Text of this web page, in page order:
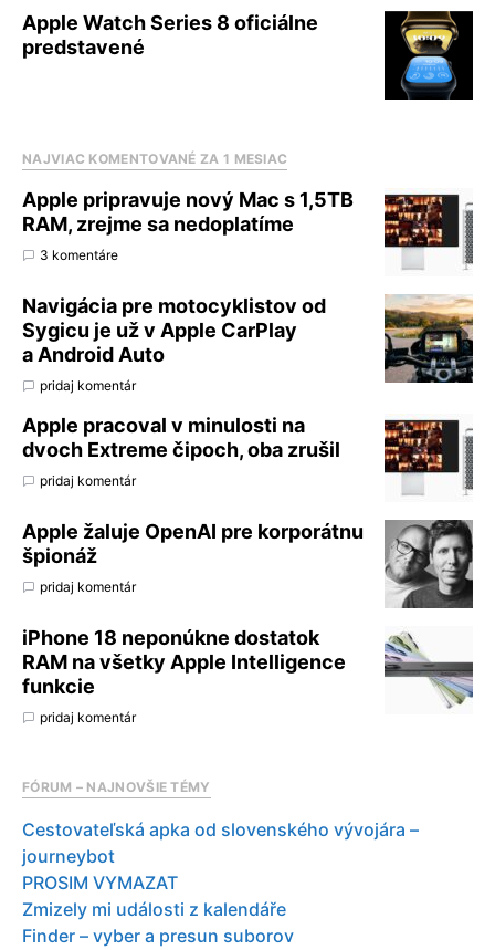
Apple Watch Series 8 oficiálne
predstavené
NAJVIAC KOMENTOVANÉ ZA 1 MESIAC
Apple pripravuje nový Mac s 1,5TB
RAM, zrejme sa nedoplatíme
3 komentáre
Navigácia pre motocyklistov od
Sygicu je už v Apple CarPlay
a Android Auto
pridaj komentár
Apple pracoval v minulosti na
dvoch Extreme čipoch, oba zrušil
pridaj komentár
Apple žaluje OpenAI pre korporátnu
špionáž
pridaj komentár
iPhone 18 neponúkne dostatok
RAM na všetky Apple Intelligence
funkcie
pridaj komentár
FÓRUM – NAJNOVŠIE TÉMY
Cestovateľská apka od slovenského vývojára –
journeybot
PROSIM VYMAZAT
Zmizely mi události z kalendáře
Finder – vyber a presun suborov